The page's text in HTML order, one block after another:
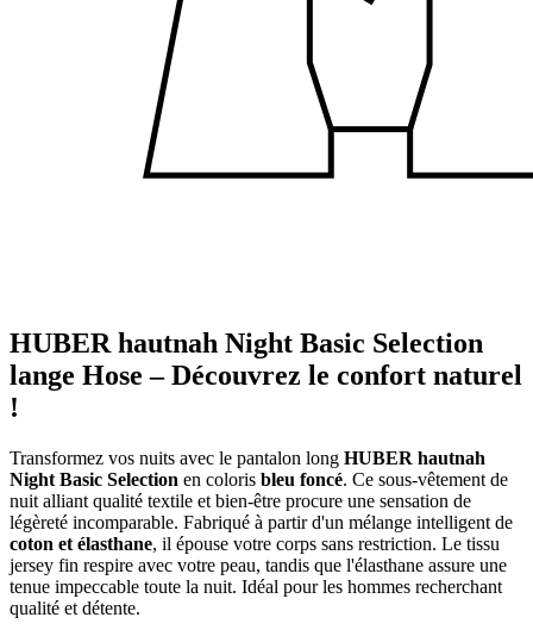
HUBER hautnah Night Basic Selection
lange Hose – Découvrez le confort naturel
!
Transformez vos nuits avec le pantalon long HUBER hautnah
Night Basic Selection en coloris bleu foncé. Ce sous-vêtement de
nuit alliant qualité textile et bien-être procure une sensation de
légèreté incomparable. Fabriqué à partir d'un mélange intelligent de
coton et élasthane, il épouse votre corps sans restriction. Le tissu
jersey fin respire avec votre peau, tandis que l'élasthane assure une
tenue impeccable toute la nuit. Idéal pour les hommes recherchant
qualité et détente.